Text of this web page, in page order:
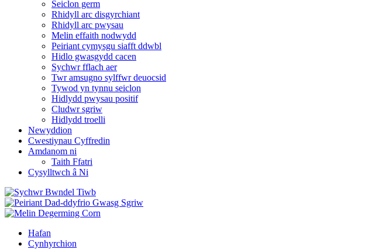
Seiclon germ
Rhidyll arc disgyrchiant
Rhidyll arc pwysau
Melin effaith nodwydd
Peiriant cymysgu siafft ddwbl
Hidlo gwasgydd cacen
Sychwr fflach aer
Twr amsugno sylffwr deuocsid
Tywod yn tynnu seiclon
Hidlydd pwysau positif
Cludwr sgriw
Hidlydd troelli
Newyddion
Cwestiynau Cyffredin
Amdanom ni
Taith Ffatri
Cysylltwch â Ni
Hafan
Cynhyrchion